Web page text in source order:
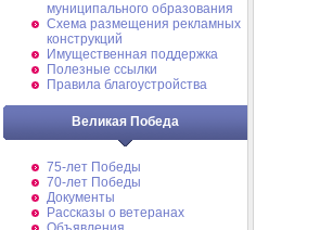
муниципального образования
Схема размещения рекламных
конструкций
Имущественная поддержка
Полезные ссылки
Правила благоустройства
Великая Победа
75-лет Победы
70-лет Победы
Документы
Рассказы о ветеранах